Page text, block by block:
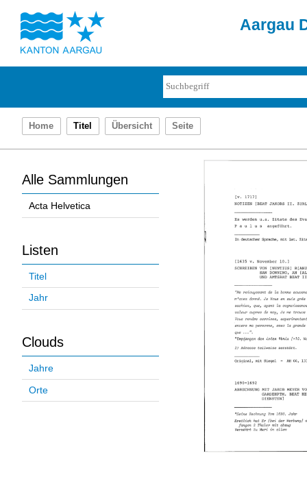
Aargau
Home Titel Übersicht Seite
Alle Sammlungen
Acta Helvetica
Listen
Titel
Jahr
Clouds
Jahre
Orte